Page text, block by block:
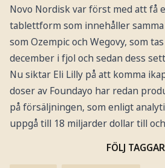
Novo Nordisk var först med att få
tablettform som innehåller
som Ozempic och Wegovy, som
december i fjol och sedan dess
Nu siktar Eli Lilly på att komma
doser av Foundayo har redan
på försäljningen, som enligt
uppgå till 18 miljarder dollar till
FÖLJ TAGGAR